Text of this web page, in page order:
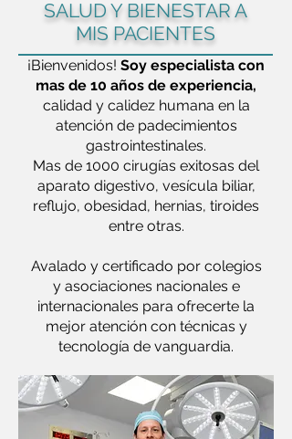
¡Bienvenidos! Soy especialista con
mas de 10 años de experiencia,
calidad y calidez humana en la
atención de padecimientos
gastrointestinales.
Mas de 1000 cirugías exitosas del
aparato digestivo, vesícula biliar,
reflujo, obesidad, hernias, tiroides
entre otras.
Avalado y certificado por colegios
y asociaciones nacionales e
internacionales para ofrecerte la
mejor atención con técnicas y
tecnología de vanguardia.
SALUD Y BIENESTAR A
MIS PACIENTES